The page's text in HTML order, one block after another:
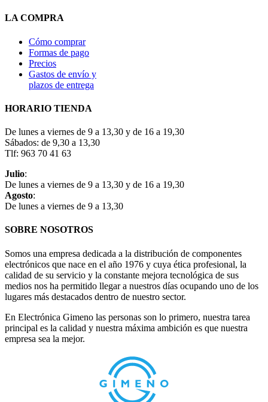
LA COMPRA
Cómo comprar
Formas de pago
Precios
Gastos de envío y
plazos de entrega
HORARIO TIENDA
De lunes a viernes de 9 a 13,30 y de 16 a 19,30
Sábados: de 9,30 a 13,30
Tlf: 963 70 41 63
Julio:
De lunes a viernes de 9 a 13,30 y de 16 a 19,30
Agosto:
De lunes a viernes de 9 a 13,30
SOBRE NOSOTROS
Somos una empresa dedicada a la distribución de componentes
electrónicos que nace en el año 1976 y cuya ética profesional, la
calidad de su servicio y la constante mejora tecnológica de sus
medios nos ha permitido llegar a nuestros días ocupando uno de los
lugares más destacados dentro de nuestro sector.
En Electrónica Gimeno las personas son lo primero, nuestra tarea
principal es la calidad y nuestra máxima ambición es que nuestra
empresa sea la mejor.